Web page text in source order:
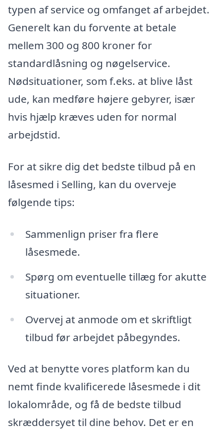
typen af service og omfanget af arbejdet.
Generelt kan du forvente at betale
mellem 300 og 800 kroner for
standardlåsning og nøgelservice.
Nødsituationer, som f.eks. at blive låst
ude, kan medføre højere gebyrer, især
hvis hjælp kræves uden for normal
arbejdstid.
For at sikre dig det bedste tilbud på en
låsesmed i Selling, kan du overveje
følgende tips:
Sammenlign priser fra flere
låsesmede.
Spørg om eventuelle tillæg for akutte
situationer.
Overvej at anmode om et skriftligt
tilbud før arbejdet påbegyndes.
Ved at benytte vores platform kan du
nemt finde kvalificerede låsesmede i dit
lokalområde, og få de bedste tilbud
skræddersyet til dine behov. Det er en